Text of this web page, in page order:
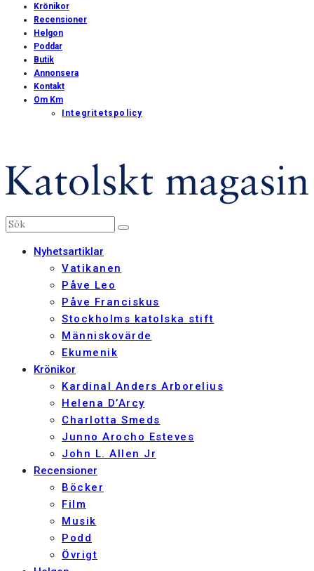
Krönikor
Recensioner
Helgon
Poddar
Butik
Annonsera
Kontakt
Om Km
Integritetspolicy
Nyhetsartiklar
Vatikanen
Påve Leo
Påve Franciskus
Stockholms katolska stift
Människovärde
Ekumenik
Krönikor
Kardinal Anders Arborelius
Helena D’Arcy
Charlotta Smeds
Junno Arocho Esteves
John L. Allen Jr
Recensioner
Böcker
Film
Musik
Podd
Övrigt